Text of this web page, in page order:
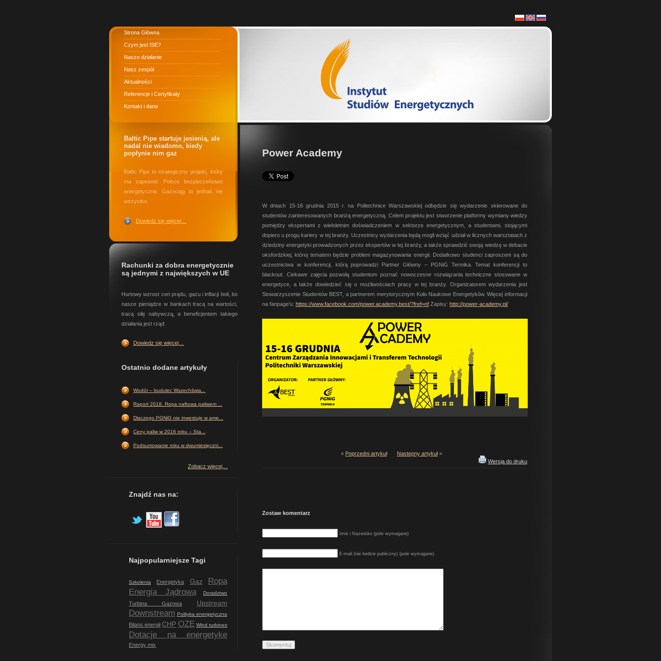
Strona Główna
Czym jest ISE?
Nasze działanie
Nasz zespół
Aktualności
Referencje i Certyfikaty
Kontakt i dane
Power Academy
W dniach 15-16 grudnia 2015 r. na Politechnice Warszawskiej odbędzie się wydarzenie skierowane do
studentów zainteresowanych branżą energetyczną. Celem projektu jest stworzenie platformy wymiany wiedzy
pomiędzy ekspertami z wieloletnim doświadczeniem w sektorze energetycznym, a studentami, stojącymi
dopiero u progu kariery w tej branży. Uczestnicy wydarzenia będą mogli wziąć udział w licznych warsztatach z
dziedziny energetyki prowadzonych przez ekspertów w tej branży, a także sprawdzić swoją wiedzę w debacie
oksfordzkiej, której tematem będzie problem magazynowania energii. Dodatkowo studenci zaproszeni są do
uczestnictwa w konferencji, którą poprowadzi Partner Główny – PGNiG Termika. Temat konferencji to
blackout. Ciekawe zajęcia pozwolą studentom poznać nowoczesne rozwiązania techniczne stosowane w
energetyce, a także dowiedzieć się o możliwościach pracy w tej branży. Organizatorem wydarzenia jest
Stowarzyszenie Studentów BEST, a partnerem merytorycznym Koło Naukowe Energetyków. Więcej informacji
na fanpage’u: https://www.facebook. com/power.academy.best/?fref=nf Zapisy: http://power-academy.pl/
« Poprzedni artykuł Nastepny artykuł»
Wersja do druku
Zostaw komentarz
Imie i Nazwisko (pole wymagane)
E-mail (nie bedzie publiczny) (pole wymagane)
Baltic Pipe startuje jesienią, ale
nadal nie wiadomo, kiedy
popłynie nim gaz
Baltic Pipe to strategiczny projekt, który
ma zapewnić Polsce bezpieczeństwo
energetyczne. Gazociąg to jednak nie
wszystko.
Dowiedz się więcej…
Rachunki za dobra energetycznie
są jednymi z największych w UE
Hurtowy wzrost cen prądu, gazu i inflacji boli, bo
nasze pieniądze w bankach tracą na wartości,
tracą siłę nabywczą, a beneficjentem takiego
działania jest rząd.
Dowiedz się więcej…
Ostatnio dodane artykuły
Wodór – budulec Wszechświa...
Raport 2018. Ropa naftowa paliwem ...
Dlaczego PGNiG nie inwestuje w ame...
Ceny paliw w 2016 roku – Sta...
Podsumowanie roku w dwumiesięczni...
Zobacz więcej…
Znajdź nas na:
Najpopularniejsze Tagi
Szkolenia Energetyka Gaz
Ropa
Energia Jądrowa
Doradztwo
Turbina Gazowa Upstream
Downstream Polityka energetyczna
Bilans energii CHP OZE Wind turbines
Dotacje na energetyke
Energy mix